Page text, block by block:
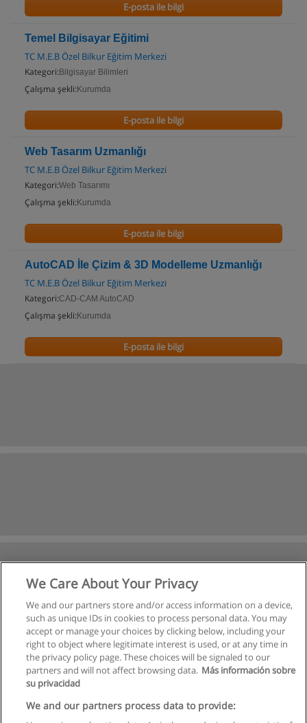
E-posta ile bilgi
Temel Bilgisayar Eğitimi
TC M.E.B Özel Bilkur Eğitim Merkezi
Kategori: Bilgisayar Bilimleri
Çalışma şekli: Kurumda
E-posta ile bilgi
Web Tasarım Uzmanlığı
TC M.E.B Özel Bilkur Eğitim Merkezi
Kategori:Web Tasarımı
Çalışma şekli: Kurumda
E-posta ile bilgi
AutoCAD İle Çizim & 3D Modelleme Uzmanlığı
TC M.E.B Özel Bilkur Eğitim Merkezi
Kategori:CAD-CAM AutoCAD
Çalışma şekli: Kurumda
E-posta ile bilgi
Geri
İleri
-7
We Care About Your Privacy
We and our partners store and/or access information on a device,
such as unique IDs in cookies to process personal data. You may
accept or manage your choices by clicking below, including your
right to object where legitimate interest is used, or at any time in
the privacy policy page. These choices will be signaled to our
partners and will not affect browsing data. Más información sobre
su privacidad
We and our partners process data to provide: